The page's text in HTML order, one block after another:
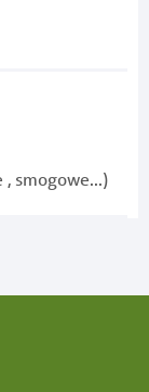
smogowe...)